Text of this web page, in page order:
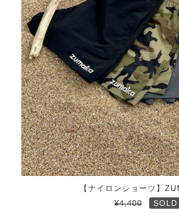
【ナイロンショーツ】
¥4,400